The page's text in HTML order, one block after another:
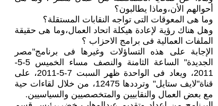
أحوالهم الأن،وماذا يطالبون؟
وما هى المعوقات التى تواجه النقابات المستقلة؟
وهل هناك رؤية لإعادة هيكلة اتحاد العمال،وما هى حقيقة
الملفات العمالية فى برامج الاحزاب ؟
الإجابة على هذه التساؤلات وغيرها فى برنامج"مصر
الجديدة" الساعة الثامنة والنصف مساء الخميس 5-5-
2011، ويعاد فى الواحدة ظهر السبت 7-5-2011، على
قناة"لايف ستايل" وترددها 12475، من خلال لقاءات حية
مع بعض العمال والنقابيين والمتخصصيين والسياسيين.